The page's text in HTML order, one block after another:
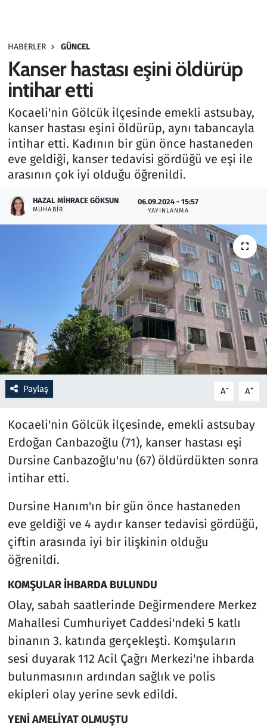
HABERLER GÜNCEL
Kanser hastası eşini öldürüp
intihar etti
Kocaeli'nin Gölcük ilçesinde emekli astsubay,
kanser hastası eşini öldürüp, aynı tabancayla
intihar etti. Kadının bir gün önce hastaneden
eve geldiği, kanser tedavisi gördüğü ve eşi ile
arasının çok iyi olduğu öğrenildi.
HAZAL MIHRACE GÖKSUN
MUHABIR
06.09.2024 - 15:57
YAYINLANMA
Paylaş A- A+
Kocaeli'nin Gölcük ilçesinde, emekli astsubay
Erdoğan Canbazoğlu (71), kanser hastası eşi
Dursine Canbazoğlu'nu (67) öldürdükten sonra
intihar etti.
Dursine Hanım'ın bir gün önce hastaneden
eve geldiği ve 4 aydır kanser tedavisi gördüğü,
çiftin arasında iyi bir ilişkinin olduğu
öğrenildi.
KOMŞULAR İHBARDA BULUNDU
Olay, sabah saatlerinde Değirmendere Merkez
Mahallesi Cumhuriyet Caddesi'ndeki 5 katlı
binanın 3. katında gerçekleşti. Komşuların
sesi duyarak 112 Acil Çağrı Merkezi'ne ihbarda
bulunmasının ardından sağlık ve polis
ekipleri olay yerine sevk edildi.
YENİ AMELİYAT OLMUŞTU
Haber
Kültür Sanat
Kurumsal Haberler
Lezzet Durağı
Memur ve Kamu
Otomobil
Resmi İlanlar
Rüya Tabirleri
Sağlık
Savunma Sanayi
Spor
Teknoloji ve Bilim
Televizyon